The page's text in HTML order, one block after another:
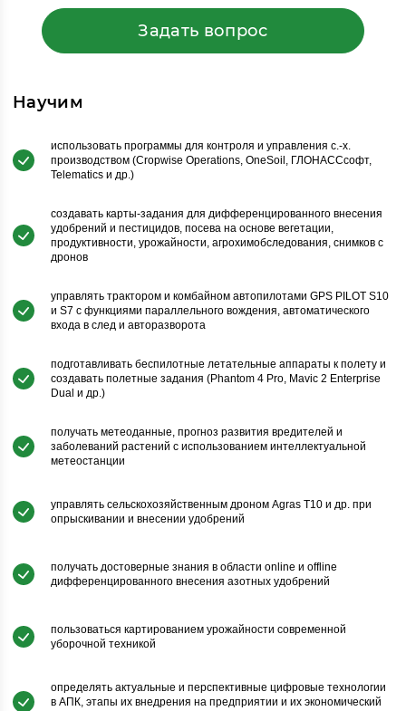
Задать вопрос
Научим
использовать программы для контроля и управления с.-х.
производством (Cropwise Operations, OneSoil, ГЛОНАССсофт,
Telematics и др.)
создавать карты-задания для дифференцированного внесения
удобрений и пестицидов, посева на основе вегетации,
продуктивности, урожайности, агрохимобследования, снимков с
дронов
управлять трактором и комбайном автопилотами GPS PILOT S10
и S7 с функциями параллельного вождения, автоматического
входа в след и авторазворота
подготавливать беспилотные летательные аппараты к полету и
создавать полетные задания (Phantom 4 Pro, Mavic 2 Enterprise
Dual и др.)
получать метеоданные, прогноз развития вредителей и
заболеваний растений с использованием интеллектуальной
метеостанции
управлять сельскохозяйственным дроном Agras T10 и др. при
опрыскивании и внесении удобрений
получать достоверные знания в области online и offline
дифференцированного внесения азотных удобрений
пользоваться картированием урожайности современной
уборочной техникой
определять актуальные и перспективные цифровые технологии
в АПК, этапы их внедрения на предприятии и их экономический